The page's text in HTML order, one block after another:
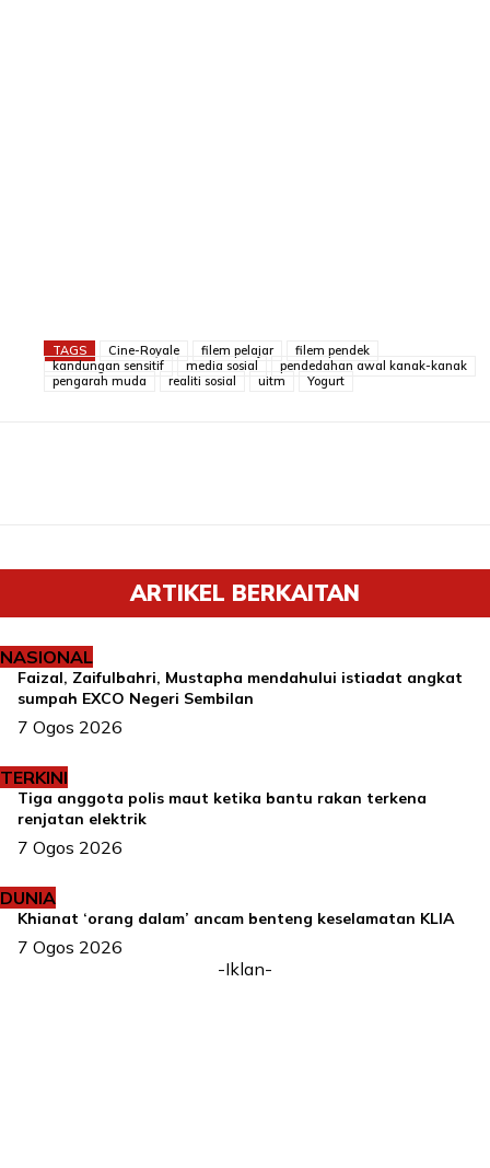
TAGS Cine-Royale filem pelajar
filem pendek
kandungan sensitif
media sosial
pendedahan awal kanak-kanak
pengarah muda
realiti sosial uitm Yogurt
ARTIKEL BERKAITAN
NASIONAL
Faizal, Zaifulbahri, Mustapha mendahului istiadat angkat
sumpah EXCO Negeri Sembilan
7 Ogos 2026
TERKINI
Tiga anggota polis maut ketika bantu rakan terkena
renjatan elektrik
7 Ogos 2026
DUNIA
Khianat ‘orang dalam’ ancam benteng keselamatan KLIA
7 Ogos 2026
-Iklan-